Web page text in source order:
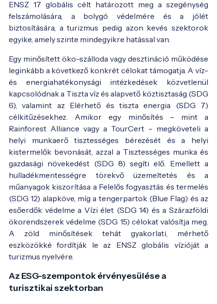
ENSZ 17 globális célt határozott meg a szegénység
felszámolására, a bolygó védelmére és a jólét
biztosítására, a turizmus pedig azon kevés szektorok
egyike, amely szinte mindegyikre hatással van.
Egy minősített öko-szálloda vagy desztináció működése
leginkább a következő konkrét célokat támogatja. A víz-
és energiahatékonysági intézkedések közvetlenül
kapcsolódnak a Tiszta víz és alapvető köztisztaság (SDG
6), valamint az Elérhető és tiszta energia (SDG 7)
célkitűzésekhez. Amikor egy minősítés – mint a
Rainforest Alliance vagy a TourCert – megköveteli a
helyi munkaerő tisztességes bérezését és a helyi
kistermelők bevonását, azzal a Tisztességes munka és
gazdasági növekedést (SDG 8) segíti elő. Emellett a
hulladékmentességre törekvő üzemeltetés és a
műanyagok kiszorítása a Felelős fogyasztás és termelés
(SDG 12) alapköve, míg a tengerpartok (Blue Flag) és az
esőerdők védelme a Vízi élet (SDG 14) és a Szárazföldi
ökorendszerek védelme (SDG 15) célokat valósítja meg.
A zöld minősítések tehát gyakorlati, mérhető
eszközökké fordítják le az ENSZ globális vízióját a
turizmus nyelvére.
Az ESG-szempontok érvényesülése a
turisztikai szektorban